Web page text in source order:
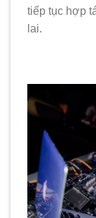
tiếp tục hợp
lai.